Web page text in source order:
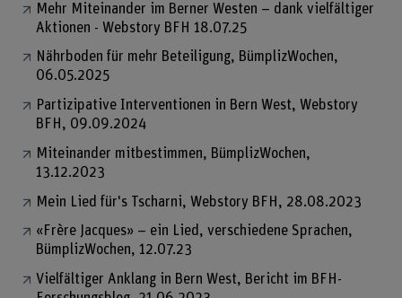
Mehr Miteinander im Berner Westen – dank vielfältiger
Aktionen - Webstory BFH 18.07.25
Nährboden für mehr Beteiligung, BümplizWochen,
06.05.2025
Partizipative Interventionen in Bern West, Webstory
BFH, 09.09.2024
Miteinander mitbestimmen, BümplizWochen,
13.12.2023
Mein Lied für's Tscharni, Webstory BFH, 28.08.2023
«Frère Jacques» – ein Lied, verschiedene Sprachen,
BümplizWochen, 12.07.23
Vielfältiger Anklang in Bern West, Bericht im BFH-